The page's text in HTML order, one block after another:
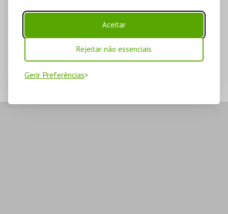
Aceitar
Rejeitar não essenciais
Gerir Preferências